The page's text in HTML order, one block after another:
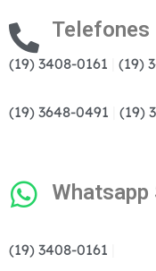
Telefones
(19) 3408-0161 (19)
(19) 3648-0491 (19)
Whatsapp
(19) 3408-0161